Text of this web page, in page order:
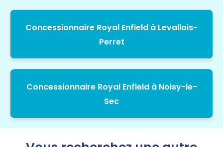
Concessionnaire Royal Enfield à Levallois-
Perret
Concessionnaire Royal Enfield à Noisy-le-
Sec